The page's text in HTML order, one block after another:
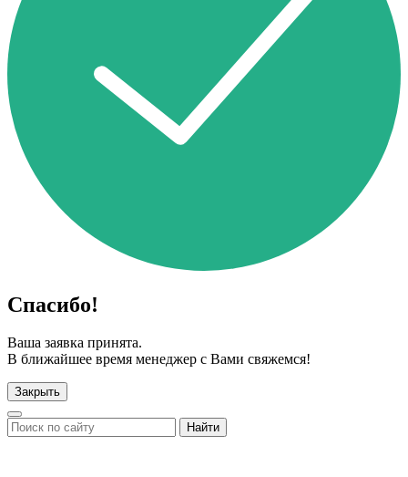
Спасибо!
Ваша заявка принята.
В ближайшее время менеджер с Вами свяжемся!
Закрыть
Найти